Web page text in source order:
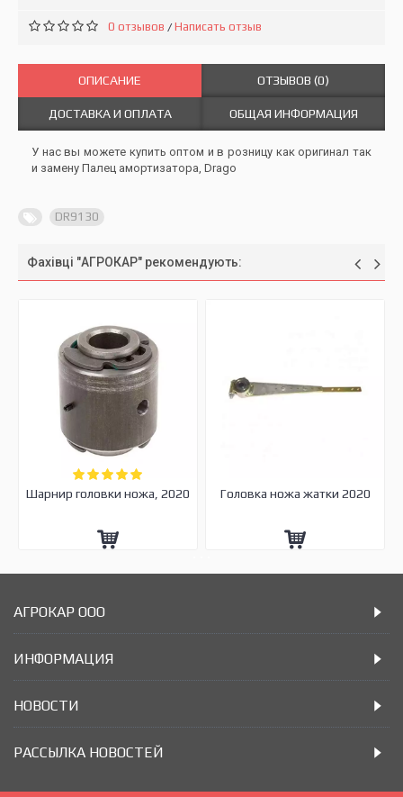
0 отзывов /Написать отзыв
ОПИСАНИЕ ОТЗЫВОВ (0)
ДОСТАВКА И ОПЛАТА ОБЩАЯ ИНФОРМАЦИЯ
У нас вы можете купить оптом и в розницу как оригинал так
и замену Палец амортизатора, Drago
DR9130
Фахівці "АГРОКАР" рекомендують:
Шарнир головки ножа, 2020 Головка ножа жатки 2020
АГРОКАР ООО
ИНФОРМАЦИЯ
НОВОСТИ
РАССЫЛКА НОВОСТЕЙ